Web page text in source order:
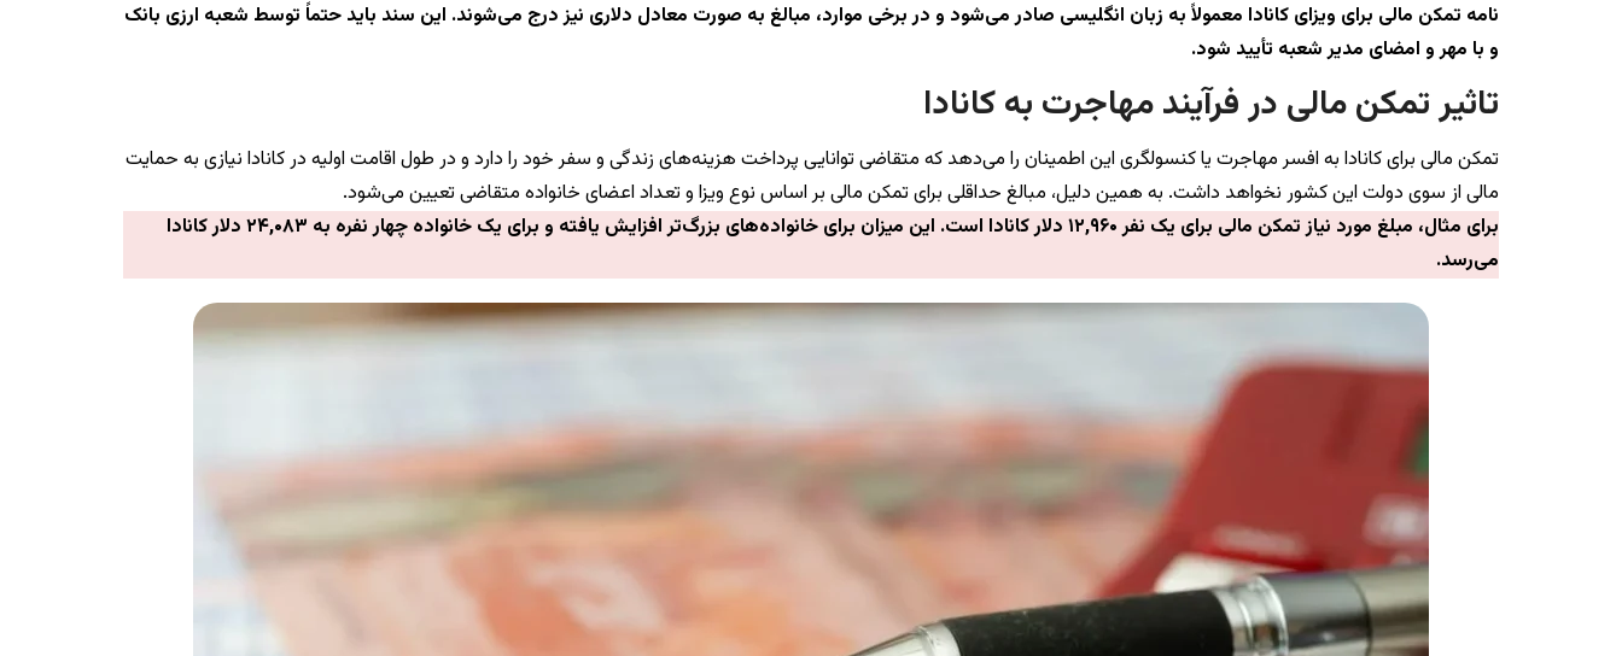
نامه تمکن مالی برای ویزای کانادا معمولاً به زبان انگلیسی صادر می‌شود و در برخی موارد، مبالغ به صورت معادل دلاری نیز درج می‌شوند. این سند باید حتماً توسط شعبه ارزی بانک
و با مهر و امضای مدیر شعبه تأیید شود.
تاثیر تمکن مالی در فرآیند مهاجرت به کانادا
تمکن مالی برای کانادا به افسر مهاجرت یا کنسولگری این اطمینان را می‌دهد که متقاضی توانایی پرداخت هزینه‌های زندگی و سفر خود را دارد و در طول اقامت اولیه در کانادا نیازی به حمایت
مالی از سوی دولت این کشور نخواهد داشت. به همین دلیل، مبالغ حداقلی برای تمکن مالی بر اساس نوع ویزا و تعداد اعضای خانواده متقاضی تعیین می‌شود.
برای مثال، مبلغ مورد نیاز تمکن مالی برای یک نفر ۱۲,۹۶۰ دلار کانادا است. این میزان برای خانواده‌های بزرگ‌تر افزایش یافته و برای یک خانواده چهار نفره به ۲۴,۰۸۳ دلار کانادا
می‌رسد.